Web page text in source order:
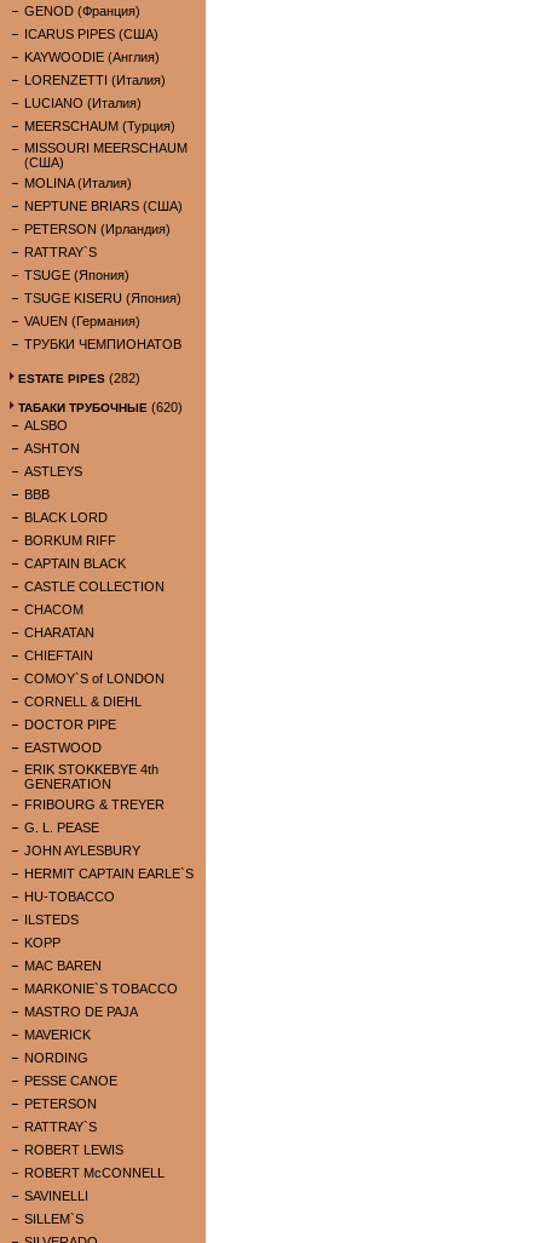
GENOD (Франция)
ICARUS PIPES (США)
KAYWOODIE (Англия)
LORENZETTI (Италия)
LUCIANO (Италия)
MEERSCHAUM (Турция)
MISSOURI MEERSCHAUM
(США)
MOLINA (Италия)
NEPTUNE BRIARS (США)
PETERSON (Ирландия)
RATTRAY`S
TSUGE (Япония)
TSUGE KISERU (Япония)
VAUEN (Германия)
ТРУБКИ ЧЕМПИОНАТОВ
ESTATE PIPES (282)
ТАБАКИ ТРУБОЧНЫЕ (620)
ALSBO
ASHTON
ASTLEYS
BBB
BLACK LORD
BORKUM RIFF
CAPTAIN BLACK
CASTLE COLLECTION
CHACOM
CHARATAN
CHIEFTAIN
COMOY`S of LONDON
CORNELL & DIEHL
DOCTOR PIPE
EASTWOOD
ERIK STOKKEBYE 4th
GENERATION
FRIBOURG & TREYER
G. L. PEASE
JOHN AYLESBURY
HERMIT CAPTAIN EARLE`S
HU-TOBACCO
ILSTEDS
KOPP
MAC BAREN
MARKONIE`S TOBACCO
MASTRO DE PAJA
MAVERICK
NORDING
PESSE CANOE
PETERSON
RATTRAY`S
ROBERT LEWIS
ROBERT McCONNELL
SAVINELLI
SILLEM`S